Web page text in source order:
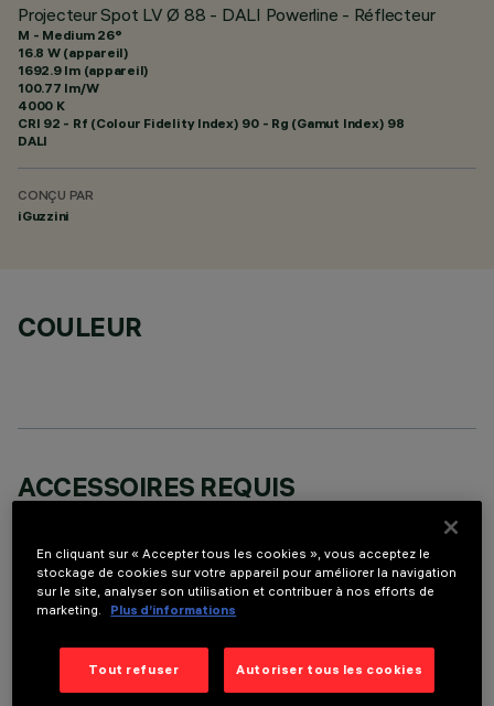
Projecteur Spot LV Ø 88 - DALI Powerline - Réflecteur
M - Medium 26°
16.8 W (appareil)
1692.9 lm (appareil)
100.77 lm/W
4000 K
CRI 92 - Rf (Colour Fidelity Index) 90 - Rg (Gamut Index) 98
DALI
CONÇU PAR
iGuzzini
COULEUR
ACCESSOIRES REQUIS
Il est nécessaire de commander l'un des accessoires requis pour installer et utiliser correctement
COMPOSANTS OPTIONNELS
En cliquant sur « Accepter tous les cookies », vous acceptez le
stockage de cookies sur votre appareil pour améliorer la navigation
sur le site, analyser son utilisation et contribuer à nos efforts de
marketing.
Plus d’informations
Tout refuser Autoriser tous les cookies